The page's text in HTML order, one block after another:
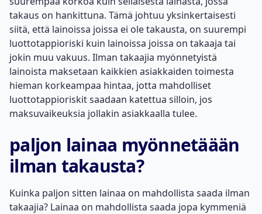
takaus on hankittuna. Tämä johtuu yksinkertaisesti
siitä, että lainoissa joissa ei ole takausta, on suurempi
luottotappioriski kuin lainoissa joissa on takaaja tai
jokin muu vakuus. Ilman takaajia myönnetyistä
lainoista maksetaan kaikkien asiakkaiden toimesta
hieman korkeampaa hintaa, jotta mahdolliset
luottotappioriskit saadaan katettua silloin, jos
maksuvaikeuksia jollakin asiakkaalla tulee.
paljon lainaa myönnetäään
ilman takausta?
Kuinka paljon sitten lainaa on mahdollista saada ilman
takaajia? Lainaa on mahdollista saada jopa kymmeniä